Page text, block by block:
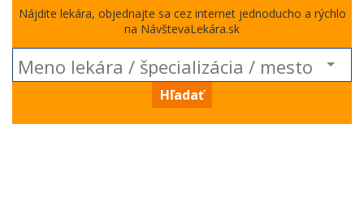
Nájdite lekára, objednajte sa cez internet jednoducho a rýchlo
na NávštevaLekára.sk
Hľadať